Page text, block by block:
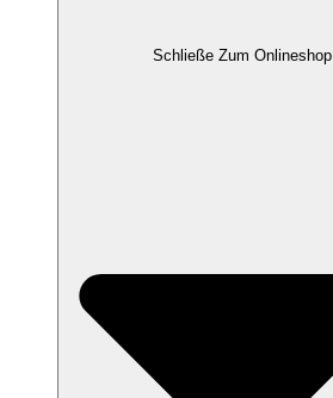
Schließe Zum Onlineshop